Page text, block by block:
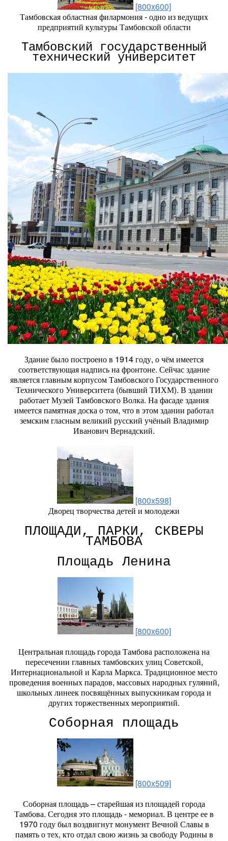
[800x600]
Тамбовская областная филармония - одно из ведущих
предприятий культуры Тамбовской области
Тамбовский государственный
технический университет
Здание было построено в 1914 году, о чём имеется
соответствующая надпись на фронтоне. Сейчас здание
является главным корпусом Тамбовского Государственного
Технического Университета (бывший ТИХМ). В здании
работает Музей Тамбовского Волка. На фасаде здания
имеется памятная доска о том, что в этом здании работал
земским гласным великий русский учёный Владимир
Иванович Вернадский.
[800x598]
Дворец творчества детей и молодежи
ПЛОЩАДИ, ПАРКИ, СКВЕРЫ
ТАМБОВА
Площадь Ленина
[800x600]
Центральная площадь города Тамбова расположена на
пересечении главных тамбовских улиц Советской,
Интернациональной и Карла Маркса. Традиционное место
проведения военных парадов, массовых народных гуляний,
школьных линеек посвящённых выпускникам города и
других торжественных мероприятий.
Соборная площадь
[800x509]
Соборная площадь – старейшая из площадей города
Тамбова. Сегодня это площадь - мемориал. В центре ее в
1970 году был воздвигнут монумент Вечной Славы в
память о тех, кто отдал свою жизнь за свободу Родины в